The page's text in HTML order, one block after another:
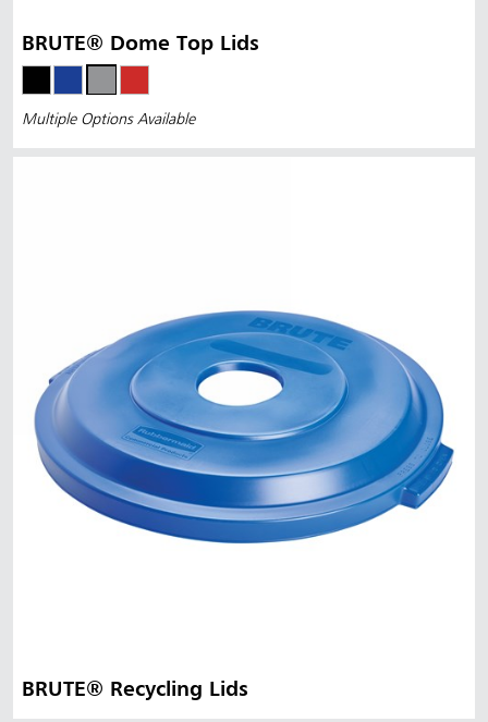
BRUTE® Dome Top Lids
Multiple Options Available
BRUTE® Recycling Lids